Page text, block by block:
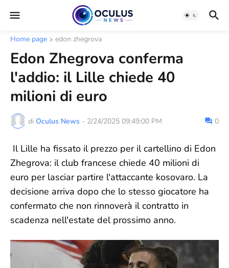
Home page edon zhegrova
Edon Zhegrova conferma
l'addio: il Lille chiede 40
milioni di euro
di Oculus News - 2/24/2025 09:49:00 PM 0
Il Lille ha fissato il prezzo per il cartellino di Edon
Zhegrova: il club francese chiede 40 milioni di
euro per lasciar partire l'attaccante kosovaro. La
decisione arriva dopo che lo stesso giocatore ha
confermato che non rinnoverà il contratto in
scadenza nell'estate del prossimo anno.